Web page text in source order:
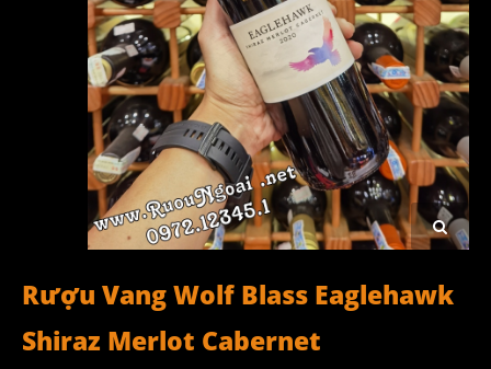
Rượu Vang Wolf Blass Eaglehawk
Shiraz Merlot Cabernet